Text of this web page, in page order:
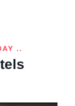
..